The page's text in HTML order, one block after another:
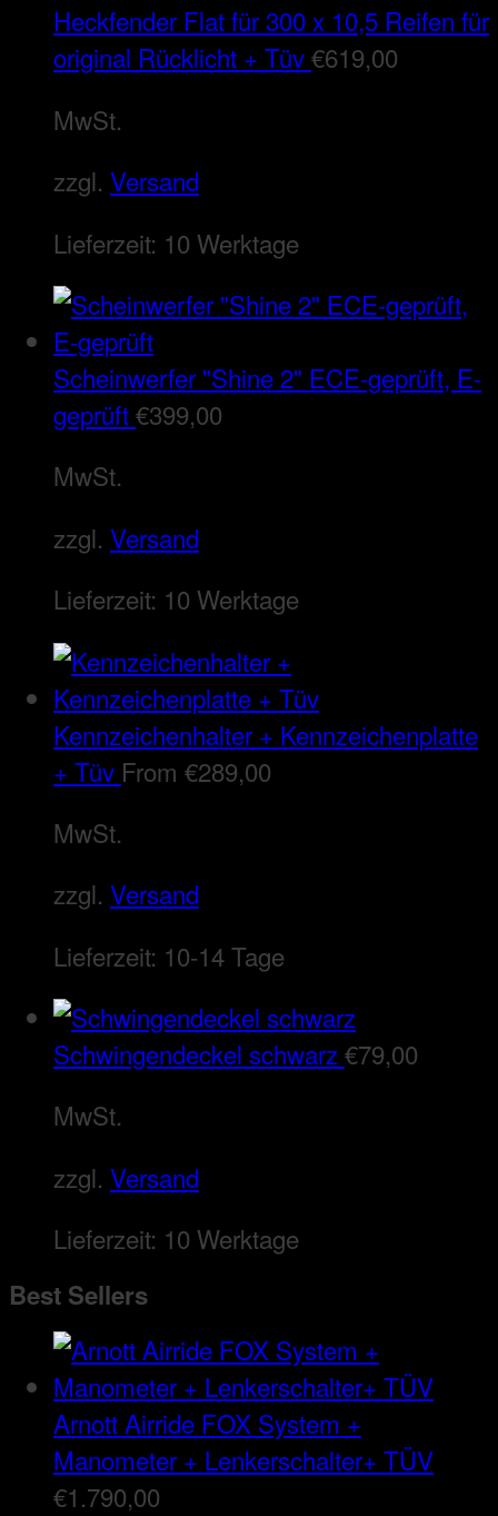
Heckfender Flat für 300 x 10,5 Reifen für
original Rücklicht + Tüv€619,00
MwSt.
zzgl. Versand
Lieferzeit: 10 Werktage
Scheinwerfer "Shine 2" ECE-geprüft, E-
geprüft€399,00
MwSt.
zzgl. Versand
Lieferzeit: 10 Werktage
Kennzeichenhalter + Kennzeichenplatte
+ Tüv From €289,00
MwSt.
zzgl. Versand
Lieferzeit: 10-14 Tage
Schwingendeckel schwarz€79,00
MwSt.
zzgl. Versand
Lieferzeit: 10 Werktage
Best Sellers
Arnott Airride FOX System +
Manometer + Lenkerschalter+ TÜV
€1.790,00